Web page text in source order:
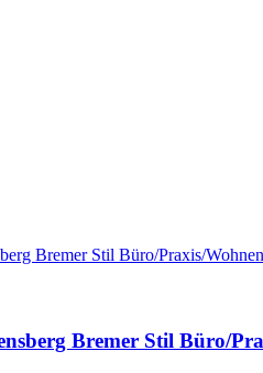
Bremer Stil Büro/